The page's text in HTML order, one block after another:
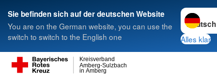
Sie befinden sich auf der deutschen Website
You are on the German website, you can use the
switch to switch to the English one
Sprache
Alles klar
in Amberg
Amberg-Sulzbach
Kreisverband
Suche